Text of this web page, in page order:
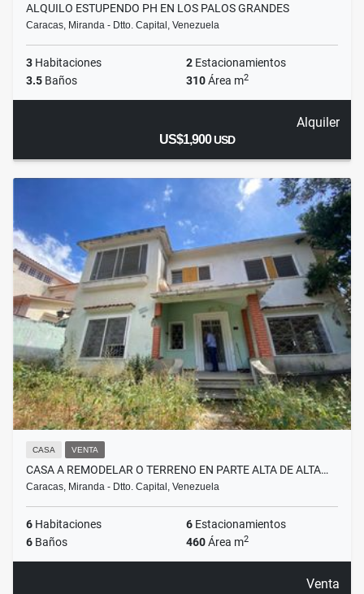
ALQUILO ESTUPENDO PH EN LOS PALOS GRANDES
Caracas, Miranda - Dtto. Capital, Venezuela
3 Habitaciones 2 Estacionamientos
3.5 Baños 310Área m2
Alquiler
US$1,900USD
CASA VENTA
CASA A REMODELAR O TERRENO EN PARTE ALTA DE ALTA…
Caracas, Miranda - Dtto. Capital, Venezuela
6 Habitaciones 6 Estacionamientos
6 Baños 460Área m2
Venta